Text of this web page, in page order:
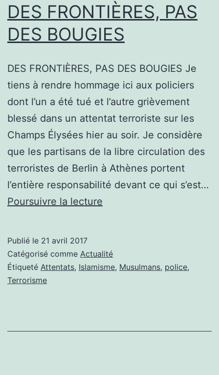
DES FRONTIÈRES, PAS
DES BOUGIES
DES FRONTIÈRES, PAS DES BOUGIES Je
tiens à rendre hommage ici aux policiers
dont l’un a été tué et l’autre grièvement
blessé dans un attentat terroriste sur les
Champs Élysées hier au soir. Je considère
que les partisans de la libre circulation des
terroristes de Berlin à Athènes portent
l’entière responsabilité devant ce qui s’est…
Poursuivre la lecture
DES
BOUGIES
Publié le 21 avril 2017
Catégorisé comme Actualité
Étiqueté Attentats, Islamisme, Musulmans, police,
Terrorisme